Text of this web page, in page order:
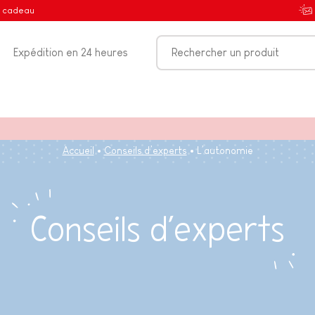
cadeau
Expédition en 24 heures
Accueil Conseils d’experts L’autonomie
Conseils d’experts